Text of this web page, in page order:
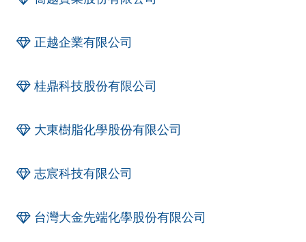
正越企業有限公司
桂鼎科技股份有限公司
大東樹脂化學股份有限公司
志宸科技有限公司
台灣大金先端化學股份有限公司